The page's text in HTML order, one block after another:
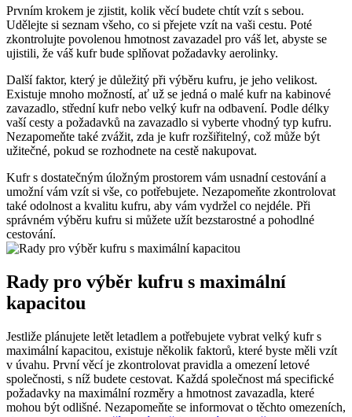
Prvním krokem je zjistit, kolik věcí budete chtít vzít s sebou.
Udělejte si seznam všeho, co si přejete vzít na vaši cestu. Poté
zkontrolujte povolenou hmotnost zavazadel pro váš let, abyste se
ujistili, že váš kufr bude splňovat požadavky aerolinky.
Další faktor, který je důležitý při výběru kufru, je jeho velikost.
Existuje mnoho možností, ať už se jedná o malé kufr na kabinové
zavazadlo, střední kufr nebo velký kufr na odbavení. Podle délky
vaší cesty a požadavků na zavazadlo si vyberte vhodný typ kufru.
Nezapomeňte také zvážit, zda je kufr rozšiřitelný, což může být
užitečné, pokud se rozhodnete na cestě nakupovat.
Kufr s dostatečným úložným prostorem vám usnadní cestování a
umožní vám vzít si vše, co potřebujete. Nezapomeňte zkontrolovat
také odolnost a kvalitu kufru, aby vám vydržel co nejdéle. Při
správném výběru kufru si můžete užít bezstarostné a pohodlné
cestování.
Rady pro výběr kufru s maximální
kapacitou
Jestliže plánujete letět letadlem a potřebujete vybrat velký kufr s
maximální kapacitou, existuje několik faktorů, které byste měli vzít
v úvahu. První věcí je zkontrolovat pravidla a omezení letové
společnosti, s níž budete cestovat. Každá společnost má specifické
požadavky na maximální rozměry a hmotnost zavazadla, které
mohou být odlišné. Nezapomeňte se informovat o těchto omezeních,